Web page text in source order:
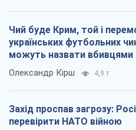
Чий буде Крим, той і
українських футбольних
можуть назвати вбивцями
Олександр Кірш 4,9 т.
Захід проспав загрозу:
перевірити НАТО війною